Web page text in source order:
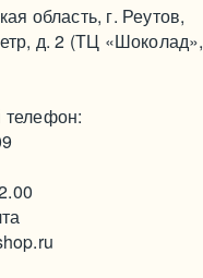
область, г. Реутов,
д. 2 (ТЦ «Шоколад»,
телефон: